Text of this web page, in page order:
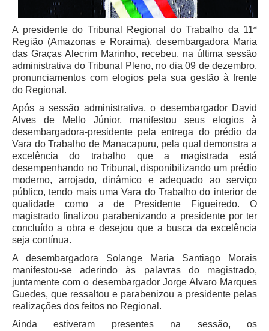
Ouvidoria no CSJT
Dúvidas Frequentes
Avalie os Serviços da Ouvidoria
Faça sua Manifestação
Denúncia Assédio Moral ou Sexual
Denúncia Assédio Eleitoral
Notícia de Irregularidade Anônima
Denúncia Atos de Corrupção
Contato
Contatos - Trabalho Remoto
Fale Conosco
Atendimento ao Público
Fones TRT
Fones TST
Endereços das Unidades
A presidente do Tribunal Regional do Trabalho da 11ª
Região (Amazonas e Roraima), desembargadora Maria
das Graças Alecrim Marinho, recebeu, na última sessão
administrativa do Tribunal Pleno, no dia 09 de dezembro,
pronunciamentos com elogios pela sua gestão à frente
do Regional.
Após a sessão administrativa, o desembargador David
Alves de Mello Júnior, manifestou seus elogios à
desembargadora-presidente pela entrega do prédio da
Vara do Trabalho de Manacapuru, pela qual demonstra a
excelência do trabalho que a magistrada está
desempenhando no Tribunal, disponibilizando um prédio
moderno, arrojado, dinâmico e adequado ao serviço
público, tendo mais uma Vara do Trabalho do interior de
qualidade como a de Presidente Figueiredo. O
magistrado finalizou parabenizando a presidente por ter
concluído a obra e desejou que a busca da excelência
seja contínua.
A desembargadora Solange Maria Santiago Morais
manifestou-se aderindo às palavras do magistrado,
juntamente com o desembargador Jorge Alvaro Marques
Guedes, que ressaltou e parabenizou a presidente pelas
realizações dos feitos no Regional.
Ainda estiveram presentes na sessão, os